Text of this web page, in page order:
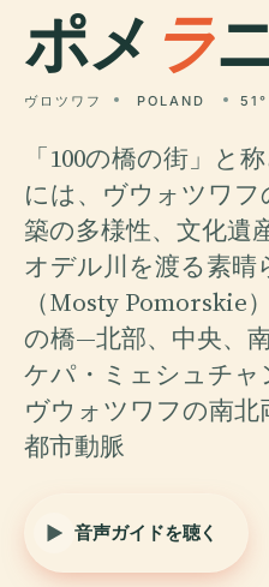
ポメ ラ
ヴロツワフ POLAND
「100の橋の街」と
には、ヴウォツワ
築の多様性、文化遺
オデル川を渡る素
（Mosty Pomorskie
の橋—北部、中央、
ケパ・ミェシュチ
ヴウォツワフの南北
都市動脈
音声ガイドを聴く